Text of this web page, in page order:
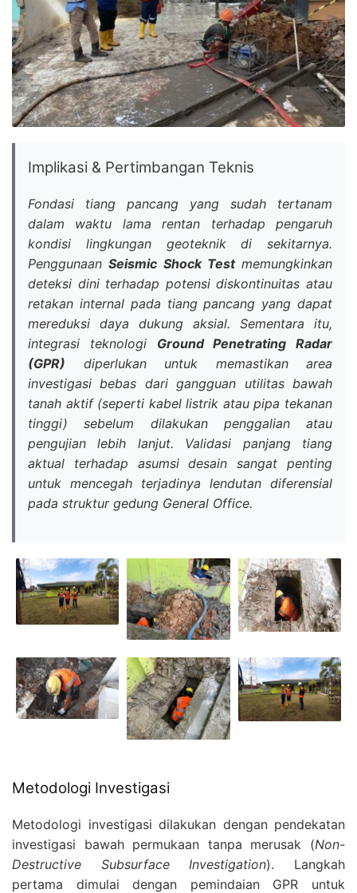
Implikasi & Pertimbangan Teknis
Fondasi tiang pancang yang sudah tertanam
dalam waktu lama rentan terhadap pengaruh
kondisi lingkungan geoteknik di sekitarnya.
PenggunaanSeismic Shock Testmemungkinkan
deteksi dini terhadap potensi diskontinuitas atau
retakan internal pada tiang pancang yang dapat
mereduksi daya dukung aksial. Sementara itu,
integrasi teknologi Ground Penetrating Radar
(GPR) diperlukan untuk memastikan area
investigasi bebas dari gangguan utilitas bawah
tanah aktif (seperti kabel listrik atau pipa tekanan
tinggi) sebelum dilakukan penggalian atau
pengujian lebih lanjut. Validasi panjang tiang
aktual terhadap asumsi desain sangat penting
untuk mencegah terjadinya lendutan diferensial
pada struktur gedung General Office.
Metodologi Investigasi
Metodologi investigasi dilakukan dengan pendekatan
investigasi bawah permukaan tanpa merusak (Non-
Destructive Subsurface Investigation). Langkah
pertama dimulai dengan pemindaian GPR untuk